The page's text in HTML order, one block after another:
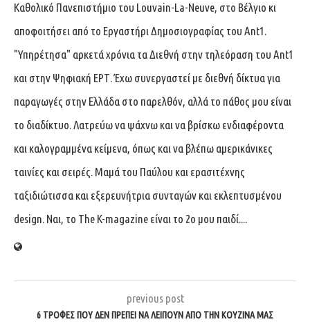
Καθολικό Πανεπιστήμιο του Louvain-La-Neuve, στο Βέλγιο κι
αποφοιτήσει από το Εργαστήρι Δημοσιογραφίας του Ant1.
"Υπηρέτησα" αρκετά χρόνια τα Διεθνή στην τηλεόραση του Ant1
και στην Ψηφιακή ΕΡΤ. Έχω συνεργαστεί με διεθνή δίκτυα για
παραγωγές στην Ελλάδα στο παρελθόν, αλλά το πάθος μου είναι
το διαδίκτυο. Λατρεύω να ψάχνω και να βρίσκω ενδιαφέροντα
και καλογραμμένα κείμενα, όπως και να βλέπω αμερικάνικες
ταινίες και σειρές. Μαμά του Παύλου και ερασιτέχνης
ταξιδιώτισσα και εξερευνήτρια συνταγών και εκλεπτυσμένου
design. Ναι, το The K-magazine είναι το 2ο μου παιδί....
previous post
6 ΤΡΟΦΈΣ ΠΟΥ ΔΕΝ ΠΡΈΠΕΙ ΝΑ ΛΕΊΠΟΥΝ ΑΠΌ ΤΗΝ ΚΟΥΖΊΝΑ ΜΑΣ